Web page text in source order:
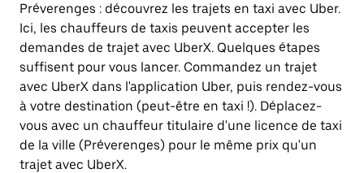
une
date.
Appuyez
sur
la
touche
Échap
pour
fermer
le
calendrier.
Préverenges : découvrez les trajets en taxi avec Uber.
Ici, les chauffeurs de taxis peuvent accepter les
demandes de trajet avec UberX. Quelques étapes
suffisent pour vous lancer. Commandez un trajet
avec UberX dans l'application Uber, puis rendez-vous
à votre destination (peut-être en taxi !). Déplacez-
vous avec un chauffeur titulaire d'une licence de taxi
de la ville (Préverenges) pour le même prix qu'un
trajet avec UberX.